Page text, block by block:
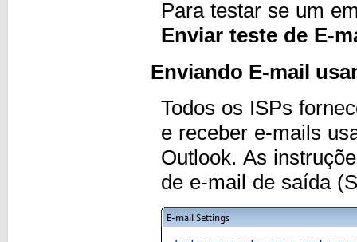
Para testar se um
Enviar teste de E-
Enviando E-mail
Todos os ISPs
e receber e-mails
Outlook. As
de e-mail de saída